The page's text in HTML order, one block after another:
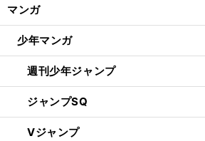
マンガ
少年マンガ
週刊少年ジャンプ
ジャンプSQ
Vジャンプ